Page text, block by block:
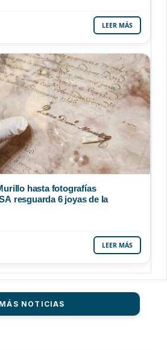
LEER MÁS
hasta fotografías
resguarda 6 joyas de la
LEER MÁS
MÁS NOTICIAS